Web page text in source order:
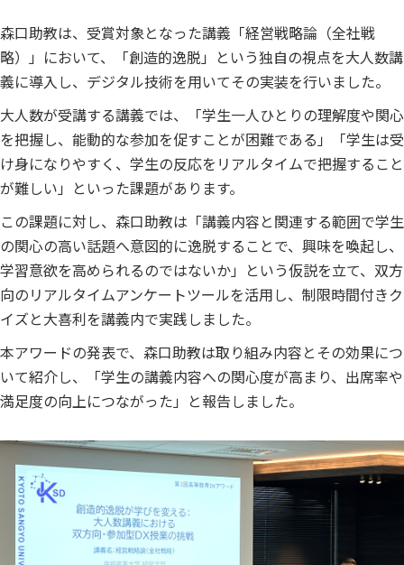
森口助教は、受賞対象となった講義「経営戦略論（全社戦
略）」において、「創造的逸脱」という独自の視点を大人数講
義に導入し、デジタル技術を用いてその実装を行いました。
大人数が受講する講義では、「学生一人ひとりの理解度や関心
を把握し、能動的な参加を促すことが困難である」「学生は受
け身になりやすく、学生の反応をリアルタイムで把握すること
が難しい」といった課題があります。
この課題に対し、森口助教は「講義内容と関連する範囲で学生
の関心の高い話題へ意図的に逸脱することで、興味を喚起し、
学習意欲を高められるのではないか」という仮説を立て、双方
向のリアルタイムアンケートツールを活用し、制限時間付きク
イズと大喜利を講義内で実践しました。
本アワードの発表で、森口助教は取り組み内容とその効果につ
いて紹介し、「学生の講義内容への関心度が高まり、出席率や
満足度の向上につながった」と報告しました。